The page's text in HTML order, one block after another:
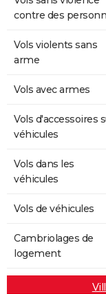
contre des
Vols violents sans
arme
Vols avec armes
Vols d'accessoires
véhicules
Vols dans les
véhicules
Vols de véhicules
Cambriolages de
logement